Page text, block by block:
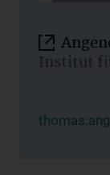
Institut